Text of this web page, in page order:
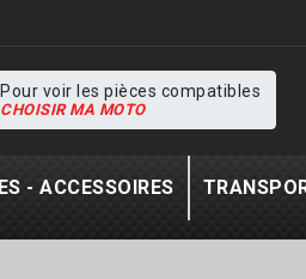
Pour voir les pièces compatibles
CHOISIR MA MOTO
- ACCESSOIRES